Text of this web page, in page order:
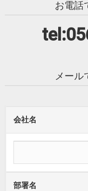
お電話
メール
会社名
部署名